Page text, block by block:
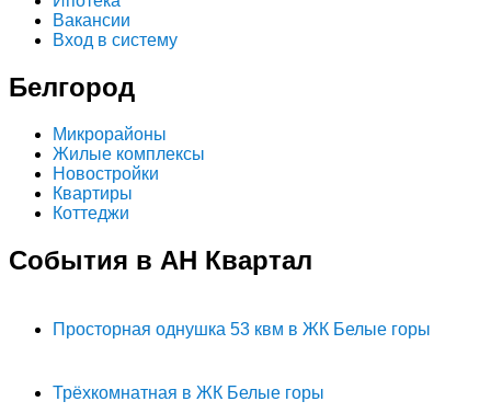
Вакансии
Вход в систему
Белгород
Микрорайоны
Жилые комплексы
Новостройки
Квартиры
Коттеджи
События в АН Квартал
Просторная однушка 53 квм в ЖК Белые горы
Трёхкомнатная в ЖК Белые горы